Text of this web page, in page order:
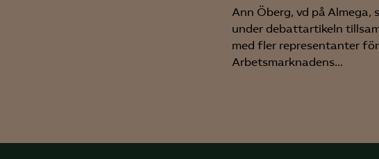
Ann Öberg, vd på Almega,
under debattartikeln
med fler representanter för
Arbetsmarknadens...